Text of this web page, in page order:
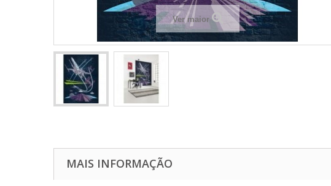
Ver maior
MAIS INFORMAÇÃO